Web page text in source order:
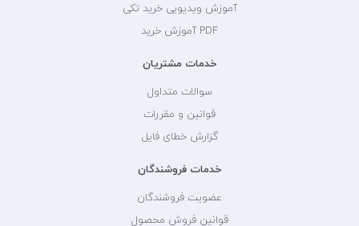
آموزش ویدیویی خرید تکی
PDF آموزش خرید
خدمات مشتریان
سوالات متداول
قوانین و مقررات
گزارش خطای فایل
خدمات فروشندگان
عضویت فروشندگان
قوانین فروش محصول